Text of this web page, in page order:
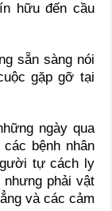
hữu đến cầu
sẵn sàng nói
gặp gỡ tại
ngày qua
bệnh nhân
tự cách ly
phải vật
và các cảm